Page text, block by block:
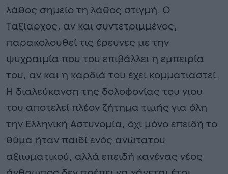
λάθος σημείο τη λάθος στιγμή. Ο
Ταξίαρχος, αν και συντετριμμένος,
παρακολουθεί τις έρευνες με την
ψυχραιμία που του επιβάλλει η εμπειρία
του, αν και η καρδιά του έχει κομματιαστεί.
Η διαλεύκανση της δολοφονίας του γιου
του αποτελεί πλέον ζήτημα τιμής για όλη
την Ελληνική Αστυνομία, όχι μόνο επειδή το
θύμα ήταν παιδί ενός ανώτατου
αξιωματικού, αλλά επειδή κανένας νέος